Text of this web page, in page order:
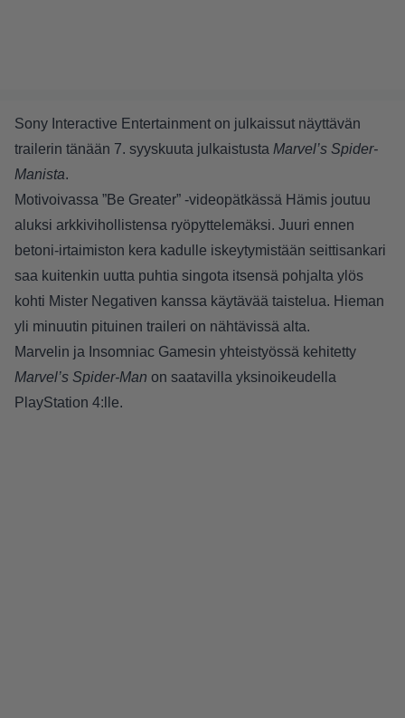
Sony Interactive Entertainment on julkaissut näyttävän
trailerin tänään 7. syyskuuta julkaistusta Marvel’s Spider-
Manista.
Motivoivassa ”Be Greater” -videopätkässä Hämis joutuu
aluksi arkkivihollistensa ryöpyttelemäksi. Juuri ennen
betoni-irtaimiston kera kadulle iskeytymistään seittisankari
saa kuitenkin uutta puhtia singota itsensä pohjalta ylös
kohti Mister Negativen kanssa käytävää taistelua. Hieman
yli minuutin pituinen traileri on nähtävissä alta.
Marvelin ja Insomniac Gamesin yhteistyössä kehitetty
Marvel’s Spider-Man on saatavilla yksinoikeudella
PlayStation 4:lle.